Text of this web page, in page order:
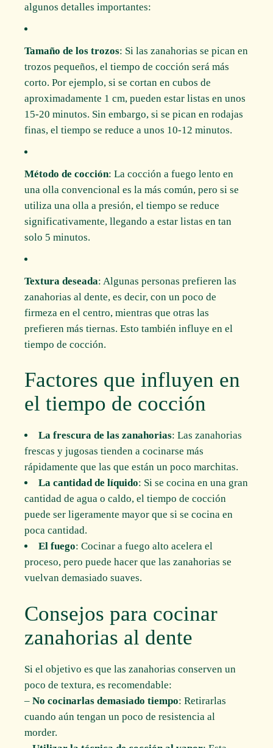
algunos detalles importantes:
Tamaño de los trozos: Si las zanahorias se pican en
trozos pequeños, el tiempo de cocción será más
corto. Por ejemplo, si se cortan en cubos de
aproximadamente 1 cm, pueden estar listas en unos
15-20 minutos. Sin embargo, si se pican en rodajas
finas, el tiempo se reduce a unos 10-12 minutos.
Método de cocción: La cocción a fuego lento en
una olla convencional es la más común, pero si se
utiliza una olla a presión, el tiempo se reduce
significativamente, llegando a estar listas en tan
solo 5 minutos.
Textura deseada: Algunas personas prefieren las
zanahorias al dente, es decir, con un poco de
firmeza en el centro, mientras que otras las
prefieren más tiernas. Esto también influye en el
tiempo de cocción.
Factores que influyen en
el tiempo de cocción
La frescura de las zanahorias: Las zanahorias
frescas y jugosas tienden a cocinarse más
rápidamente que las que están un poco marchitas.
La cantidad de líquido: Si se cocina en una gran
cantidad de agua o caldo, el tiempo de cocción
puede ser ligeramente mayor que si se cocina en
poca cantidad.
El fuego: Cocinar a fuego alto acelera el
proceso, pero puede hacer que las zanahorias se
vuelvan demasiado suaves.
Consejos para cocinar
zanahorias al dente
Si el objetivo es que las zanahorias conserven un
poco de textura, es recomendable:
–No cocinarlas demasiado tiempo: Retirarlas
cuando aún tengan un poco de resistencia al
morder.